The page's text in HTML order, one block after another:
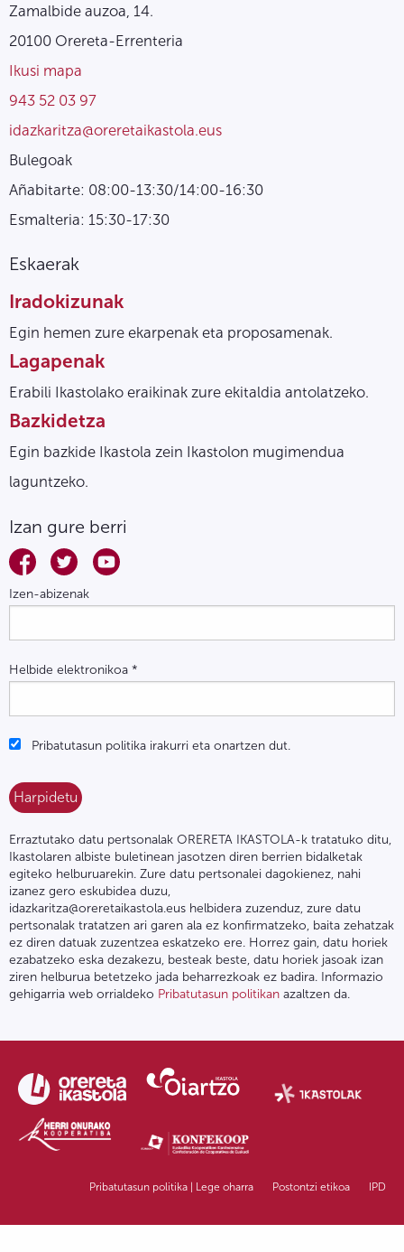
Zamalbide auzoa, 14.
20100 Orereta-Errenteria
Ikusi mapa
943 52 03 97
idazkaritza@oreretaikastola.eus
Bulegoak
Añabitarte: 08:00-13:30/14:00-16:30
Esmalteria: 15:30-17:30
Eskaerak
Iradokizunak
Egin hemen zure ekarpenak eta proposamenak.
Lagapenak
Erabili Ikastolako eraikinak zure ekitaldia antolatzeko.
Bazkidetza
Egin bazkide Ikastola zein Ikastolon mugimendua
laguntzeko.
Izan gure berri
Izen-abizenak
Helbide elektronikoa *
Pribatutasun politika irakurri eta onartzen dut.
Erraztutako datu pertsonalak ORERETA IKASTOLA-k tratatuko ditu,
Ikastolaren albiste buletinean jasotzen diren berrien bidalketak
egiteko helburuarekin. Zure datu pertsonalei dagokienez, nahi
izanez gero eskubidea duzu,
idazkaritza@oreretaikastola.eus helbidera zuzenduz, zure datu
pertsonalak tratatzen ari garen ala ez konfirmatzeko, baita zehatzak
ez diren datuak zuzentzea eskatzeko ere. Horrez gain, datu horiek
ezabatzeko eska dezakezu, besteak beste, datu horiek jasoak izan
ziren helburua betetzeko jada beharrezkoak ez badira. Informazio
gehigarria web orrialdeko Pribatutasun politikan azaltzen da.
Pribatutasun politika | Lege oharra Postontzi etikoa IPD